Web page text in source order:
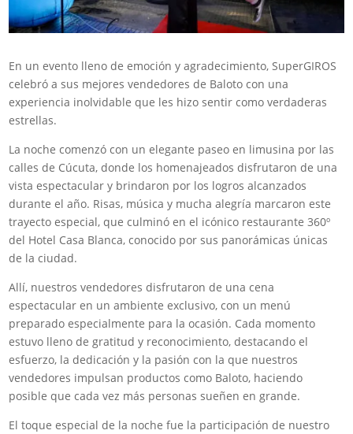
En un evento lleno de emoción y agradecimiento, SuperGIROS
celebró a sus mejores vendedores de Baloto con una
experiencia inolvidable que les hizo sentir como verdaderas
estrellas.
La noche comenzó con un elegante paseo en limusina por las
calles de Cúcuta, donde los homenajeados disfrutaron de una
vista espectacular y brindaron por los logros alcanzados
durante el año. Risas, música y mucha alegría marcaron este
trayecto especial, que culminó en el icónico restaurante 360º
del Hotel Casa Blanca, conocido por sus panorámicas únicas
de la ciudad.
Allí, nuestros vendedores disfrutaron de una cena
espectacular en un ambiente exclusivo, con un menú
preparado especialmente para la ocasión. Cada momento
estuvo lleno de gratitud y reconocimiento, destacando el
esfuerzo, la dedicación y la pasión con la que nuestros
vendedores impulsan productos como Baloto, haciendo
posible que cada vez más personas sueñen en grande.
El toque especial de la noche fue la participación de nuestro